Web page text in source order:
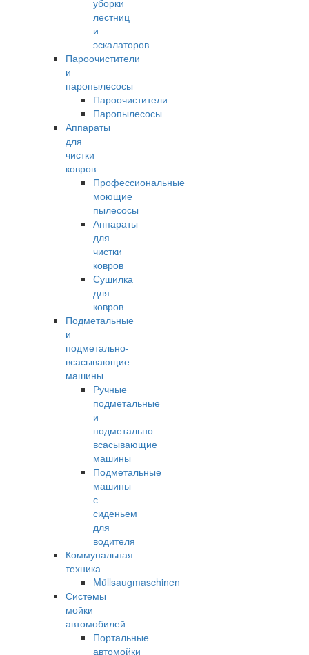
уборки
лестниц
и
эскалаторов
Пароочистители
и
паропылесосы
Пароочистители
Паропылесосы
Аппараты
для
чистки
ковров
Профессиональные
моющие
пылесосы
Аппараты
для
чистки
ковров
Сушилка
для
ковров
Подметальные
и
подметально-
всасывающие
машины
Ручные
подметальные
и
подметально-
всасывающие
машины
Подметальные
машины
с
сиденьем
для
водителя
Коммунальная
техника
Müllsaugmaschinen
Системы
мойки
автомобилей
Портальные
автомойки